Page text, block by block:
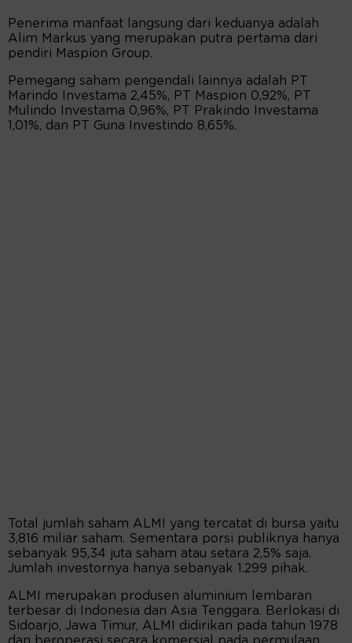
Penerima manfaat langsung dari keduanya adalah
Alim Markus yang merupakan putra pertama dari
pendiri Maspion Group.
Pemegang saham pengendali lainnya adalah PT
Marindo Investama 2,45%, PT Maspion 0,92%, PT
Mulindo Investama 0,96%, PT Prakindo Investama
1,01%, dan PT Guna Investindo 8,65%.
Total jumlah saham ALMI yang tercatat di bursa yaitu
3,816 miliar saham. Sementara porsi publiknya hanya
sebanyak 95,34 juta saham atau setara 2,5% saja.
Jumlah investornya hanya sebanyak 1.299 pihak.
ALMI merupakan produsen aluminium lembaran
terbesar di Indonesia dan Asia Tenggara. Berlokasi di
Sidoarjo, Jawa Timur, ALMI didirikan pada tahun 1978